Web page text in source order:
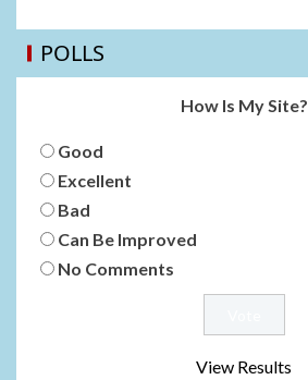
POLLS
How Is My Site?
Good
Excellent
Bad
Can Be Improved
No Comments
View Results